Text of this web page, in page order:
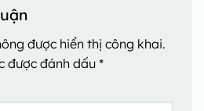
được hiển thị công khai.
được đánh dấu *